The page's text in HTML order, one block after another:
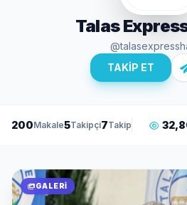
Talas
TAKİP ET
200Makale5Takipçi7Takip
GALERI